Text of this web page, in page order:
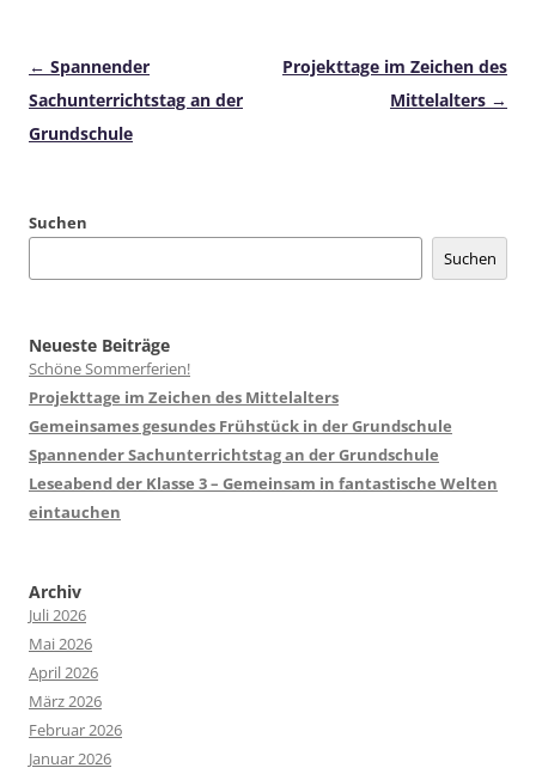
Beitragsnavigation
← Spannender
Sachunterrichtstag an der
Grundschule
Projekttage im Zeichen des
Mittelalters →
Suchen
Suchen
Neueste Beiträge
Schöne Sommerferien!
Projekttage im Zeichen des Mittelalters
Gemeinsames gesundes Frühstück in der Grundschule
Spannender Sachunterrichtstag an der Grundschule
Leseabend der Klasse 3 – Gemeinsam in fantastische Welten
eintauchen
Archiv
Juli 2026
Mai 2026
April 2026
März 2026
Februar 2026
Januar 2026